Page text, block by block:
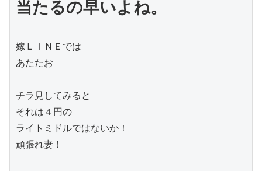
嫁ＬＩＮＥでは
あたたお
チラ見してみると
それは４円の
ライトミドルではないか！
頑張れ妻！